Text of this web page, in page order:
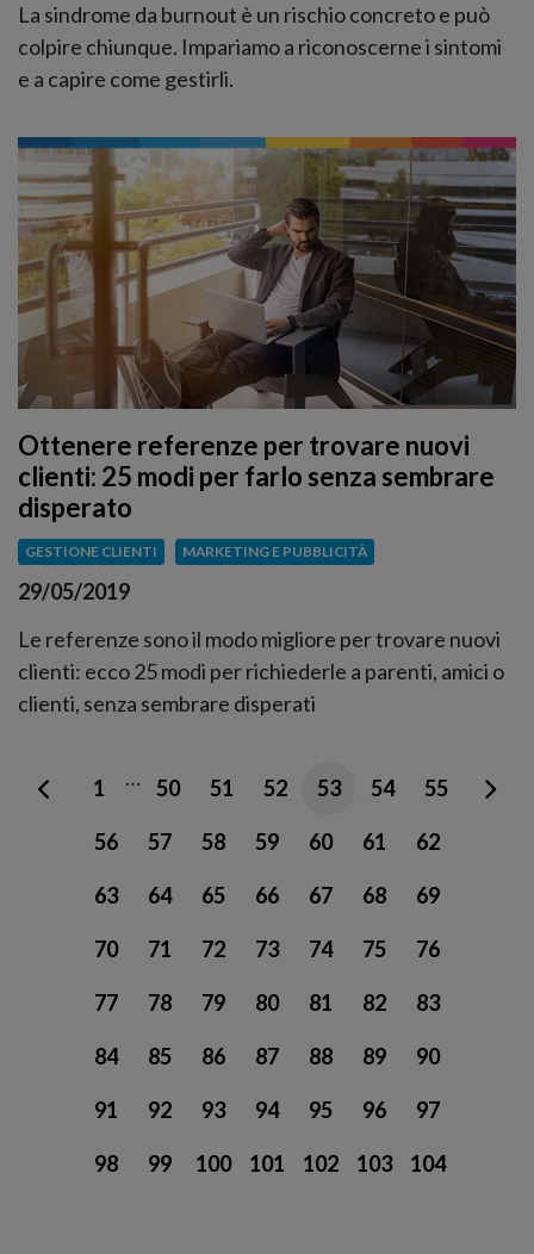
La sindrome da burnout è un rischio concreto e può
colpire chiunque. Impariamo a riconoscerne i sintomi
e a capire come gestirli.
Ottenere referenze per trovare nuovi
clienti: 25 modi per farlo senza sembrare
disperato
GESTIONE CLIENTI MARKETING E PUBBLICITÀ
29/05/2019
Le referenze sono il modo migliore per trovare nuovi
clienti: ecco 25 modi per richiederle a parenti, amici o
clienti, senza sembrare disperati
1 … 50 51 52 53 54 55
56 57 58 59 60 61 62
63 64 65 66 67 68 69
70 71 72 73 74 75 76
77 78 79 80 81 82 83
84 85 86 87 88 89 90
91 92 93 94 95 96 97
98 99 100 101 102 103 104